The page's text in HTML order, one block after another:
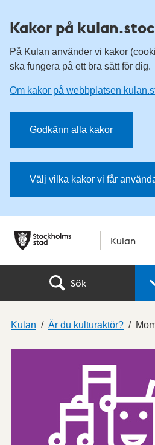
Kakor på
På Kulan använder vi kakor
ska fungera på ett bra sätt för dig.
Om kakor på webbplatsen
Godkänn alla kakor
Välj vilka kakor vi får
Kulan
Sök
Kulan Är du kulturaktör?